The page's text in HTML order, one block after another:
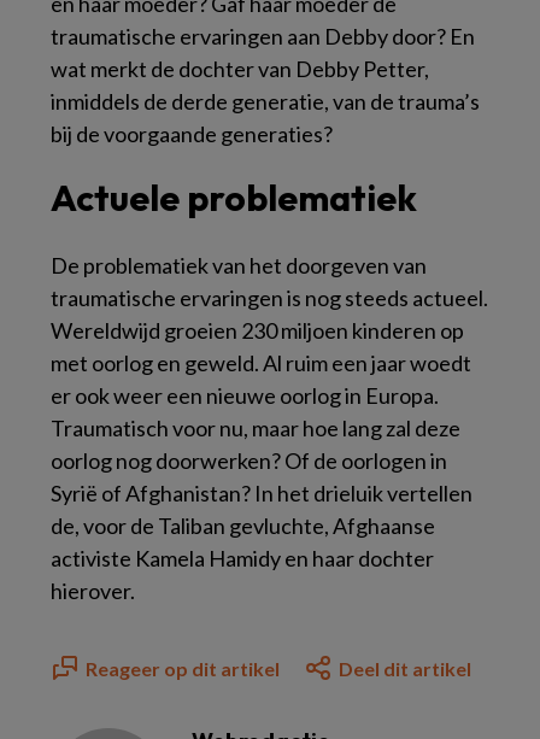
traumatische ervaringen aan Debby door? En
wat merkt de dochter van Debby Petter,
inmiddels de derde generatie, van de trauma’s
bij de voorgaande generaties?
Actuele problematiek
De problematiek van het doorgeven van
traumatische ervaringen is nog steeds actueel.
Wereldwijd groeien 230 miljoen kinderen op
met oorlog en geweld. Al ruim een jaar woedt
er ook weer een nieuwe oorlog in Europa.
Traumatisch voor nu, maar hoe lang zal deze
oorlog nog doorwerken? Of de oorlogen in
Syrië of Afghanistan? In het drieluik vertellen
de, voor de Taliban gevluchte, Afghaanse
activiste Kamela Hamidy en haar dochter
hierover.
Reageer op dit artikel Deel dit artikel